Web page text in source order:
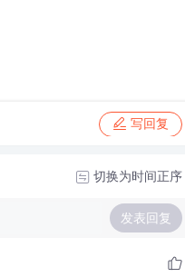
写回复
切换为时间正序
发表回复